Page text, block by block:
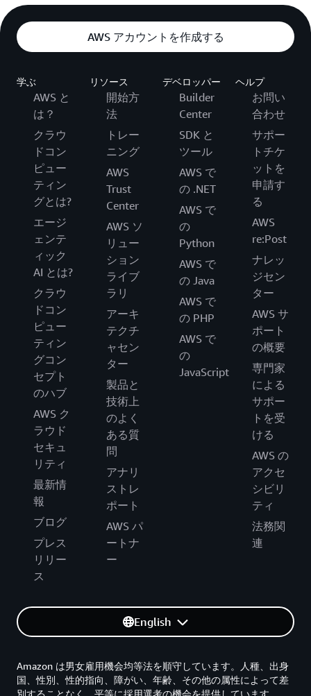
AWS アカウントを作成する
学ぶ
AWS と
は？
クラウ
ドコン
ピュー
ティン
グとは?
エージ
ェンテ
ィック
AI とは?
クラウ
ドコン
ピュー
ティン
グコン
セプト
のハブ
AWS ク
ラウド
セキュ
リティ
最新情
報
ブログ
プレス
リリー
ス
リソース
開始方
法
トレー
ニング
AWS
Trust
Center
AWS ソ
リュー
ション
ライブ
ラリ
アーキ
テクチ
ャセン
ター
製品と
技術上
のよく
ある質
問
アナリ
ストレ
ポート
AWS パ
ートナ
ー
デベロッパー
Builder
Center
SDK と
ツール
AWS で
の .NET
AWS で
の
Python
AWS で
の Java
AWS で
の PHP
AWS で
の
JavaScript
ヘルプ
お問い
合わせ
サポー
トチケ
ットを
申請す
る
AWS
re:Post
ナレッ
ジセン
ター
AWS サ
ポート
の概要
専門家
による
サポー
トを受
ける
AWS の
アクセ
シビリ
ティ
法務関
連
English
Amazon は男女雇用機会均等法を順守しています。人種、出身
国、性別、性的指向、障がい、年齢、その他の属性によって差